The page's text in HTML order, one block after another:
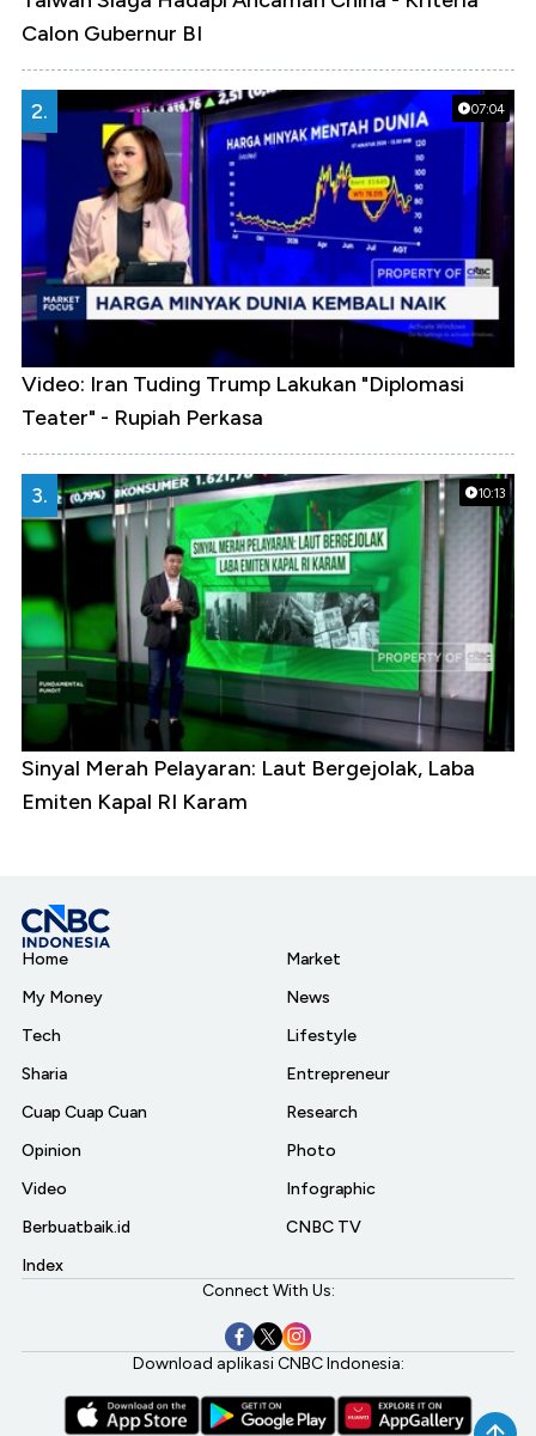
Calon Gubernur BI
07:04
2.
Video: Iran Tuding Trump Lakukan "Diplomasi
Teater" - Rupiah Perkasa
10:13
3.
Sinyal Merah Pelayaran: Laut Bergejolak, Laba
Emiten Kapal RI Karam
Home
My Money
Tech
Sharia
Cuap Cuap Cuan
Opinion
Video
Berbuatbaik.id
Index
Market
News
Lifestyle
Entrepreneur
Research
Photo
Infographic
CNBC TV
Connect With Us:
Download aplikasi CNBC Indonesia: